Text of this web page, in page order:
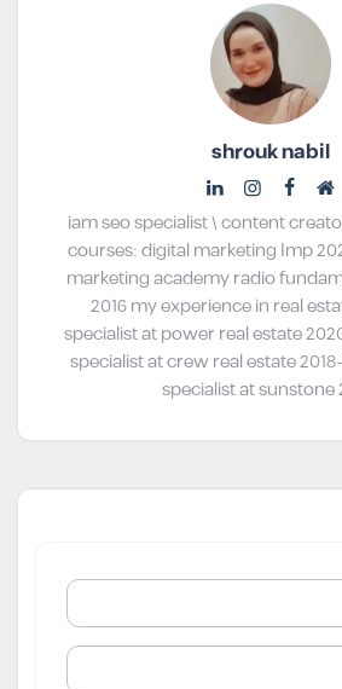
shrouk nabil
iam seo specialist \ content
courses: digital marketing Imp
marketing academy radio
2016 my experience in real
specialist at power real estate
specialist at crew real estate
specialist at sunstone